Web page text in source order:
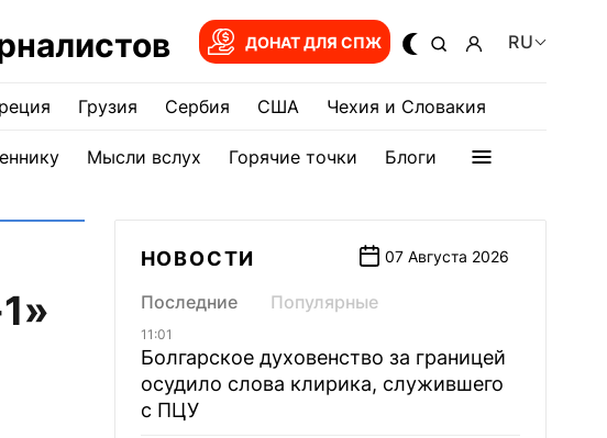
ДОНАТ ДЛЯ СПЖ RU
Грузия Сербия США Чехия и Словакия
Мысли вслух Горячие точки Блоги
НОВОСТИ 07 Августа 2026
Последние Популярные
11:01
Болгарское духовенство за границей
осудило слова клирика, служившего
с ПЦУ